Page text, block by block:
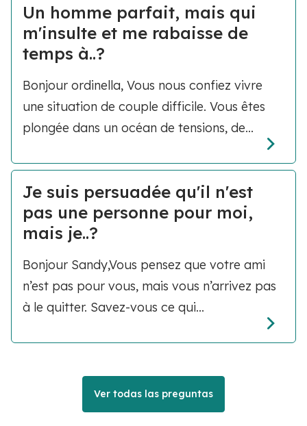
Un homme parfait, mais qui
m'insulte et me rabaisse de
temps à..?
Bonjour ordinella, Vous nous confiez vivre
une situation de couple difficile. Vous êtes
plongée dans un océan de tensions, de...
Je suis persuadée qu'il n'est
pas une personne pour moi,
mais je..?
Bonjour Sandy,Vous pensez que votre ami
n’est pas pour vous, mais vous n’arrivez pas
à le quitter. Savez-vous ce qui...
Ver todas las preguntas